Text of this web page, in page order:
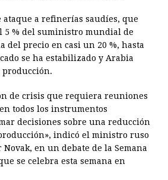
p
s
n
k
ataque a refinerías saudíes, que
5 % del suministro mundial de
del precio en casi un 20 %, hasta
se ha estabilizado y Arabia
producción.
de crisis que requiera reuniones
todos los instrumentos
decisiones sobre una reducción
indicó el ministro ruso
en un debate de la Semana
se celebra esta semana en